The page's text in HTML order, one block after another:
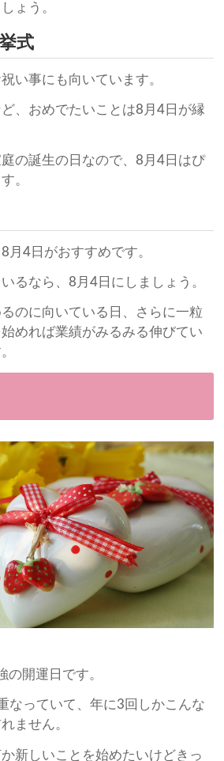
ょう。
式
い事にも向いています。
、おめでたいことは8月4日が縁
の誕生の日なので、8月4日はぴ
。
月4日がおすすめです。
るなら、8月4日にしましょう。
のに向いている日、さらに一粒
めれば業績がみるみる伸びてい
開運日です。
なっていて、年に3回しかこんな
ません。
新しいことを始めたいけどきっ